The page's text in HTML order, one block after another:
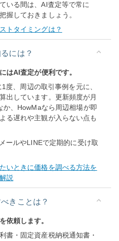
いる間は、AI査定等で常に
握しておきましょう。
トタイミングは？
には？
はAI査定が便利です。
度、周辺の取引事例を元に、
出しています。更新頻度が月
か、HowMaなら周辺相場が即
る遅れや主観が入らない点も
ールやLINEで定期的に受け取
いときに価格を調べる方法を
説
きことは？
依頼します。
書・固定資産税納税通知書・